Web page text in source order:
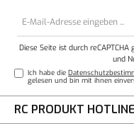
Diese Seite ist durch
und
Ich habe die
gelesen und bin mit ihnen
RC PRODUKT HOTLINE